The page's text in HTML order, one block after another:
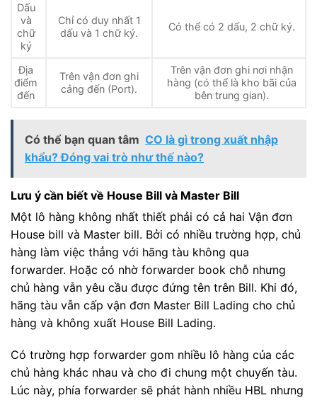
Dấu
và
chữ
ký
Chỉ có duy nhất 1
dấu và 1 chữ ký.
Có thể có 2 dấu, 2 chữ ký.
Địa
điểm
đến
Trên vận đơn ghi
cảng đến (Port).
Trên vận đơn ghi nơi nhận
hàng (có thể là kho bãi của
bên trung gian).
Có thể bạn quan tâm CO là gì trong xuất nhập
khẩu? Đóng vai trò như thế nào?
Lưu ý cần biết về House Bill và Master Bill
Một lô hàng không nhất thiết phải có cả hai Vận đơn
House bill và Master bill. Bởi có nhiều trường hợp, chủ
hàng làm việc thẳng với hãng tàu không qua
forwarder. Hoặc có nhờ forwarder book chỗ nhưng
chủ hàng vẫn yêu cầu được đứng tên trên Bill. Khi đó,
hãng tàu vẫn cấp vận đơn Master Bill Lading cho chủ
hàng và không xuất House Bill Lading.
Có trường hợp forwarder gom nhiều lô hàng của các
chủ hàng khác nhau và cho đi chung một chuyến tàu.
Lúc này, phía forwarder sẽ phát hành nhiều HBL nhưng